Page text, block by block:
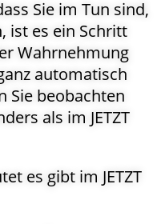
Sie im Tun sind,
ist es ein Schritt
Wahrnehmung
automatisch
Sie beobachten
als im JETZT
es gibt im JETZT